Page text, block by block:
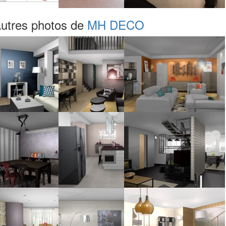
photos de MH DECO